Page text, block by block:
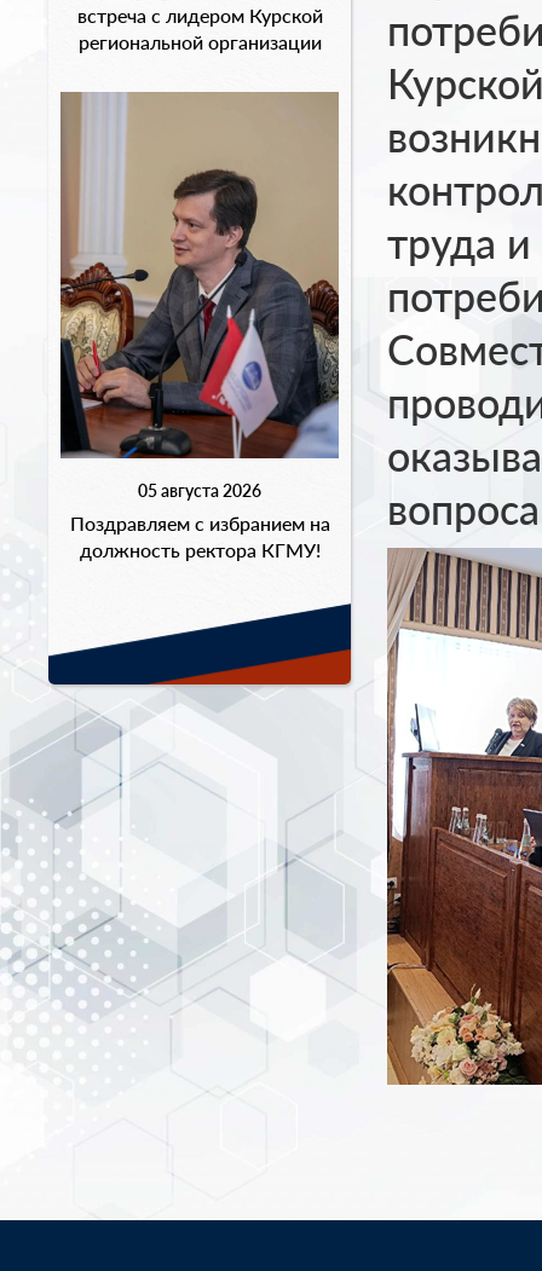
встреча с лидером Курской
региональной организации
05 августа 2026
Поздравляем с избранием на
должность ректора КГМУ!
труда